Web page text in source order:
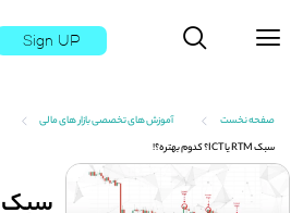
Sign UP
صفحه نخست آموزش های تخصصی بازار های مالی
سبک RTM یا ICT؟ کدوم بهتره؟!